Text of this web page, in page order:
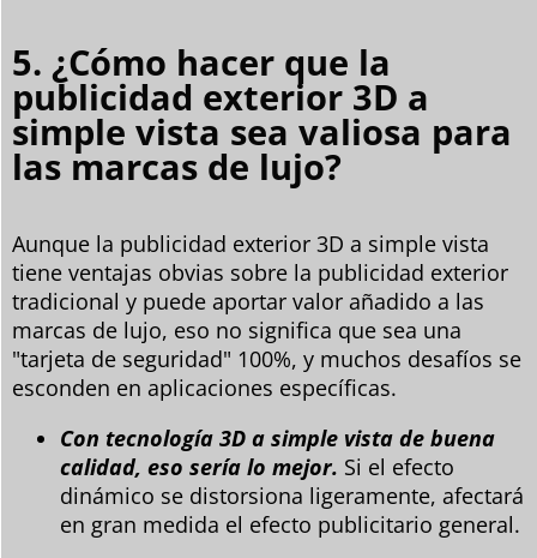
5. ¿Cómo hacer que la
publicidad exterior 3D a
simple vista sea valiosa para
las marcas de lujo?
Aunque la publicidad exterior 3D a simple vista
tiene ventajas obvias sobre la publicidad exterior
tradicional y puede aportar valor añadido a las
marcas de lujo, eso no significa que sea una
"tarjeta de seguridad" 100%, y muchos desafíos se
esconden en aplicaciones específicas.
Con tecnología 3D a simple vista de buena
calidad, eso sería lo mejor. Si el efecto
dinámico se distorsiona ligeramente, afectará
en gran medida el efecto publicitario general.